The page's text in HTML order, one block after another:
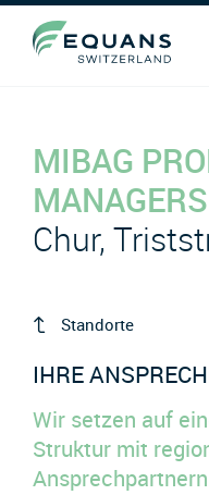
MIBAG
MANAGERS
Chur,
Standorte
IHRE
Wir setzen auf
Struktur mit